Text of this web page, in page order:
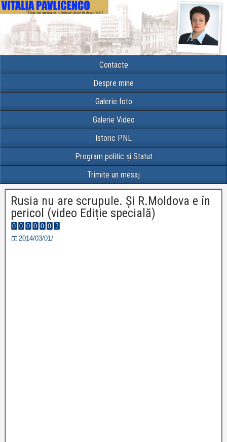
Contacte
Despre mine
Galerie foto
Galerie Video
Istoric PNL
Program politic și Statut
Trimite un mesaj
Rusia nu are scrupule. Și R.Moldova e în
pericol (video Ediție specială)
2014/03/01/